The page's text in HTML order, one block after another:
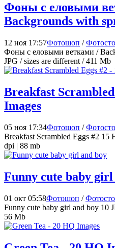
Фоны с еловыми
Backgrounds with
12 ноя 17:57Фотошоп /
Фоны с еловыми ветками /
JPG / sizes are different / 411 Mb
Breakfast
Images
05 ноя 17:34Фотошоп /
Breakfast Scrambled Eggs #2 15
dpi | 88 mb
Funny cute baby girl
01 окт 05:58Фотошоп /
Funny cute baby girl and boy 10
56 Mb